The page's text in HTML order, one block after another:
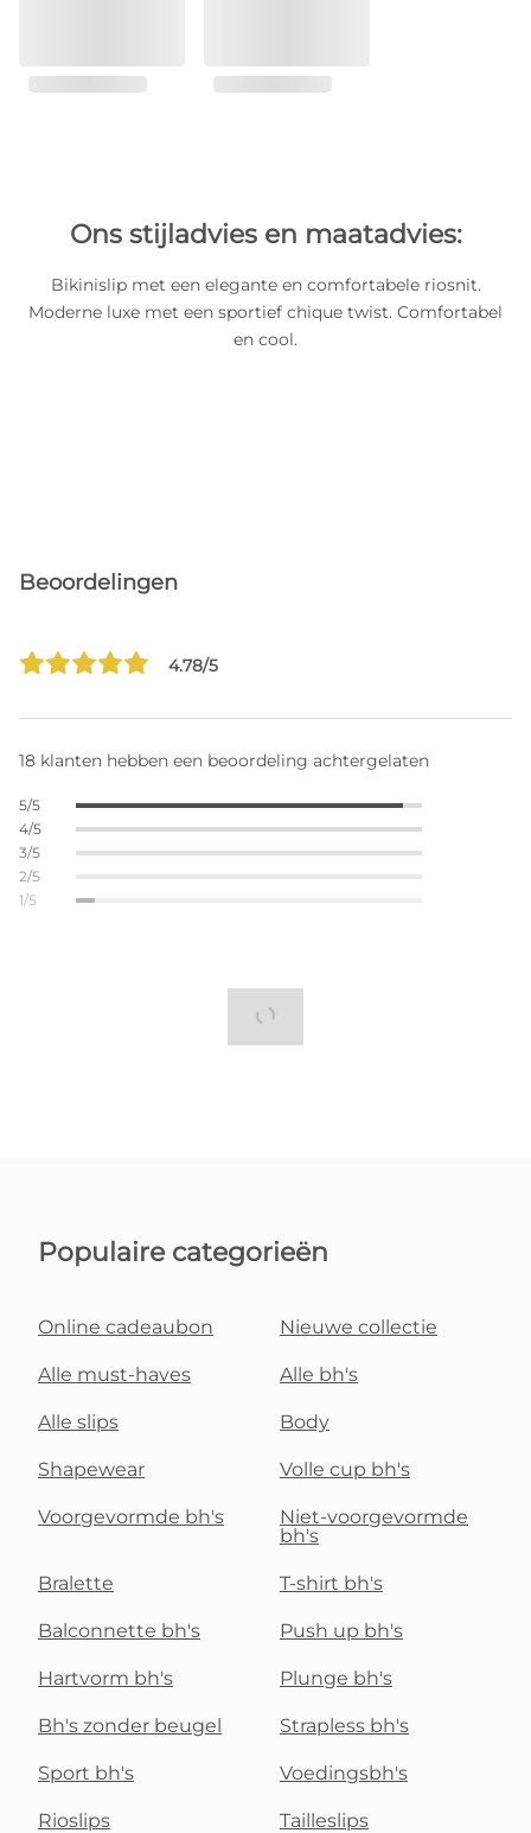
Ons stijladvies en maatadvies:
Bikinislip met een elegante en comfortabele riosnit.
Moderne luxe met een sportief chique twist. Comfortabel
en cool.
Beoordelingen
4.78/5
18 klanten hebben een beoordeling achtergelaten
5/5
4/5
3/5
2/5
1/5
Populaire categorieën
Online cadeaubon Nieuwe collectie
Alle must-haves Alle bh's
Alle slips Body
Shapewear Volle cup bh's
Voorgevormde bh's
Niet-voorgevormde
bh's
Bralette T-shirt bh's
Balconnette bh's Push up bh's
Hartvorm bh's Plunge bh's
Bh's zonder beugel Strapless bh's
Sport bh's Voedingsbh's
Rioslips Tailleslips